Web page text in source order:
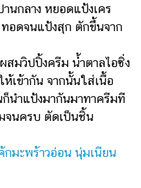
กลาง หยอดแป้งเคร
อดจนแป้งสุก ตักขึ้นจาก
มวิปปิ้งครีม น้ำตาลไอซิ่ง
เข้ากัน จากนั้นใส่เนื้อ
นำแป้งมากันมาทาครีมที
จนครบ ตัดเป็นชิ้น
กมะพร้าวอ่อน นุ่มเนียน